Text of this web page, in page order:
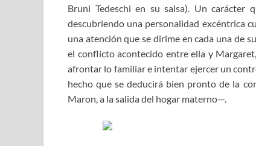
Bruni Tedeschi en su salsa). Un
descubriendo una personalidad excéntrica
una atención que se dirime en cada una de
el conflicto acontecido entre ella y
afrontar lo familiar e intentar ejercer un
hecho que se deducirá bien pronto de la
Maron, a la salida del hogar materno—.